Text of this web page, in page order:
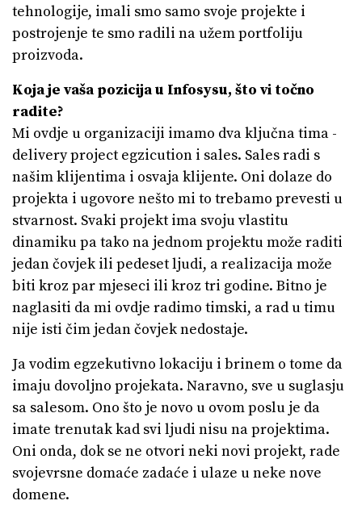
tehnologije, imali smo samo svoje projekte i
postrojenje te smo radili na užem portfoliju
proizvoda.
Koja je vaša pozicija u Infosysu, što vi točno
radite?
Mi ovdje u organizaciji imamo dva ključna tima -
delivery project egzicution i sales. Sales radi s
našim klijentima i osvaja klijente. Oni dolaze do
projekta i ugovore nešto mi to trebamo prevesti u
stvarnost. Svaki projekt ima svoju vlastitu
dinamiku pa tako na jednom projektu može raditi
jedan čovjek ili pedeset ljudi, a realizacija može
biti kroz par mjeseci ili kroz tri godine. Bitno je
naglasiti da mi ovdje radimo timski, a rad u timu
nije isti čim jedan čovjek nedostaje.
Ja vodim egzekutivno lokaciju i brinem o tome da
imaju dovoljno projekata. Naravno, sve u suglasju
sa salesom. Ono što je novo u ovom poslu je da
imate trenutak kad svi ljudi nisu na projektima.
Oni onda, dok se ne otvori neki novi projekt, rade
svojevrsne domaće zadaće i ulaze u neke nove
domene.